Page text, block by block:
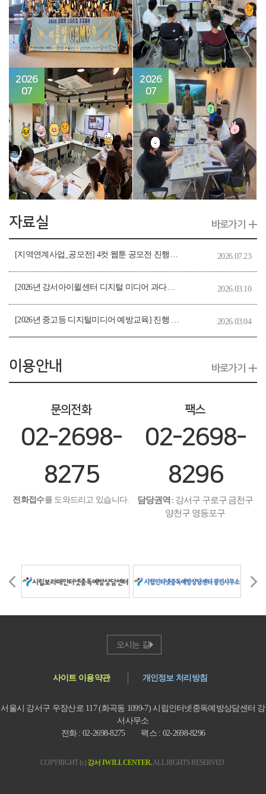
2026
07
2026
07
자료실 바로가기
[지역연계사업_공모전] 4컷 웹툰 공모전 진행관련 안내 및 4컷 웹툰틀 양식(가로형, 세로형 파일 중 택 1) 2026.07.23
[2026년 강서아이윌센터 디지털 미디어 과다사용 유아동예방교육] 진행 관련 안내 및 신청서 양식 2026.03.10
[2026년 중고등 디지털미디어 예방교육] 진행 관련 안내 및 신청서 양식 2026.03.04
이용안내 바로가기
문의전화
02-2698-
8275
전화접수를 도와드리고 있습니다.
팩스
02-2698-
8296
담당권역 : 강서구 구로구 금천구
양천구 영등포구
오시는 길
사이트 이용약관 개인정보 처리방침
서울시 강서구 우장산로 117 (화곡동 1099-7) 시립인터넷중독예방상담센터 강
서사무소
전화 : 02-2698-8275 팩스 : 02-2698-8296
COPYRIGHT (c)강서 IWILLCENTER.ALL RIGHTS RESERVED.